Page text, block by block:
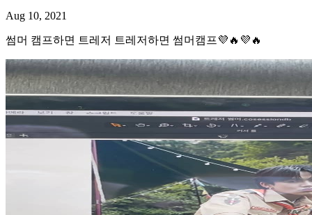
Aug 10, 2021
썸머 캠프하면 트레저 트레저하면 썸머캠프💜🔥💜🔥